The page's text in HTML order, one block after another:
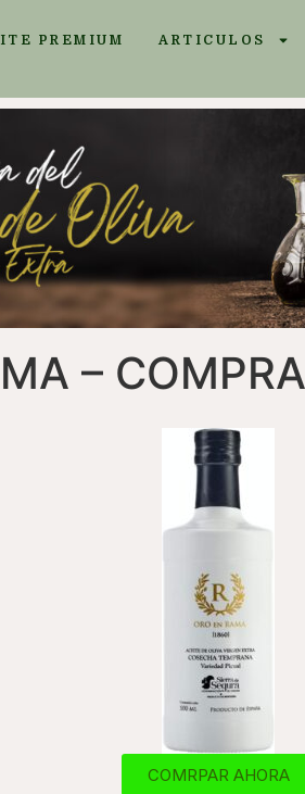
PREMIUM ARTICULOS
–
COMRPAR AHORA